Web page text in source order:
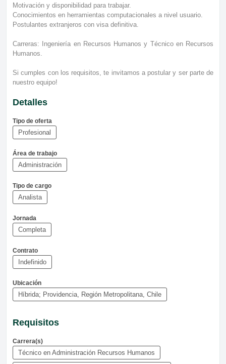
Motivación y disponibilidad para trabajar.
Conocimientos en herramientas computacionales a nivel usuario.
Postulantes extranjeros con visa definitiva.
Carreras: Ingeniería en Recursos Humanos y Técnico en Recursos
Humanos.
Si cumples con los requisitos, te invitamos a postular y ser parte de
nuestro equipo!
Detalles
Tipo de oferta
Profesional
Área de trabajo
Administración
Tipo de cargo
Analista
Jornada
Completa
Contrato
Indefinido
Ubicación
Híbrida; Providencia, Región Metropolitana, Chile
Requisitos
Carrera(s)
Técnico en Administración Recursos Humanos